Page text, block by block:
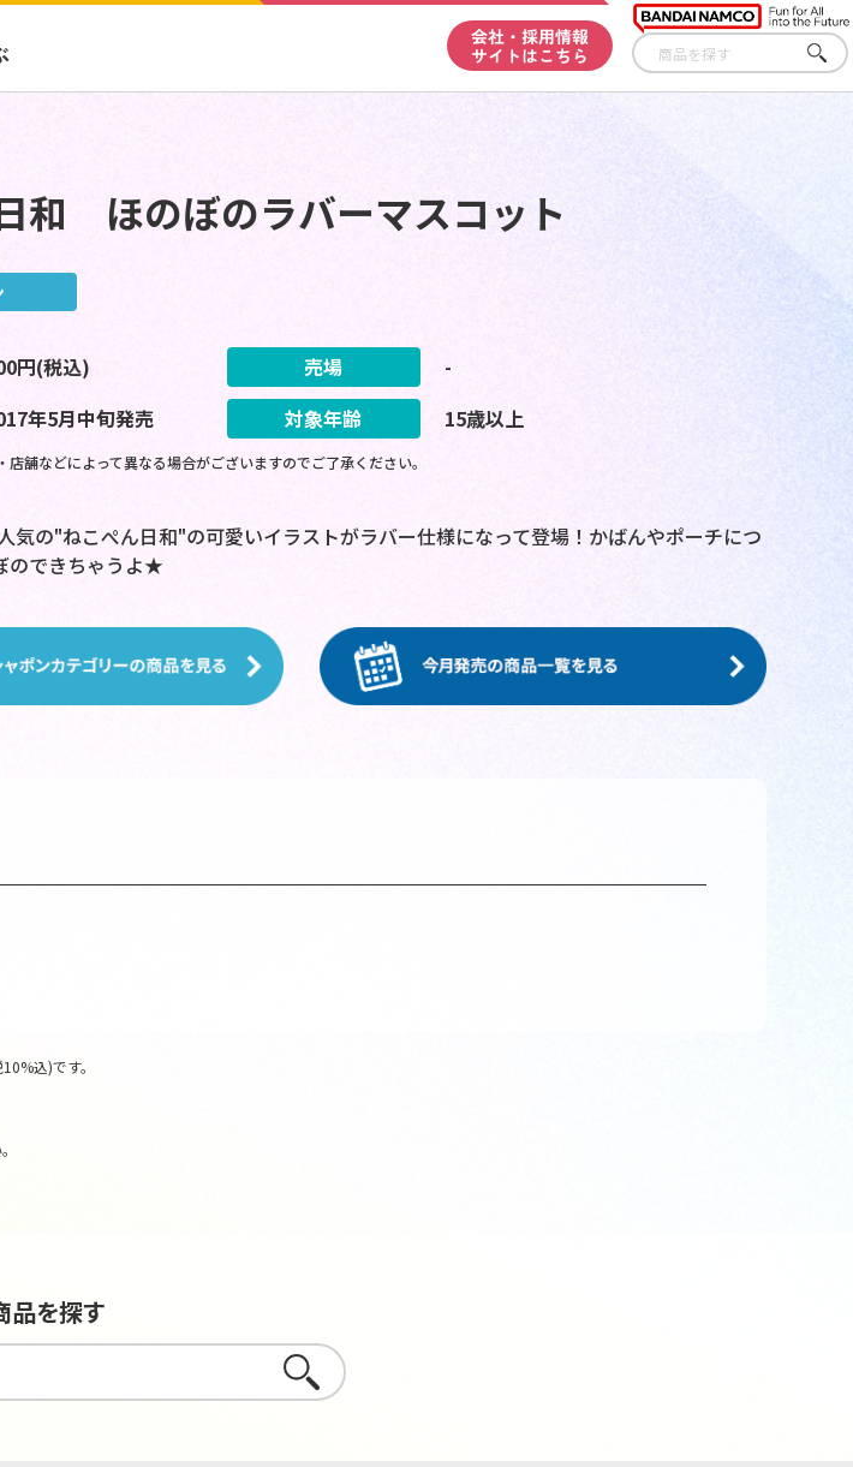
会社・採用情報
サイトはこちら
さが
す
和 ほのぼのラバーマスコット
円(税込) 売場
-
年5月中旬発売 対象年齢 15歳以上
舗などによって異なる場合がございますのでご了承ください。
気の"ねこぺん日和"の可愛いイラストがラバー仕様になって登場！かばんやポーチにつ
のできちゃうよ★
込)です。
品を探す
さがす